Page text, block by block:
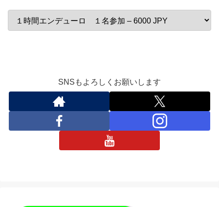
SNSもよろしくお願いします